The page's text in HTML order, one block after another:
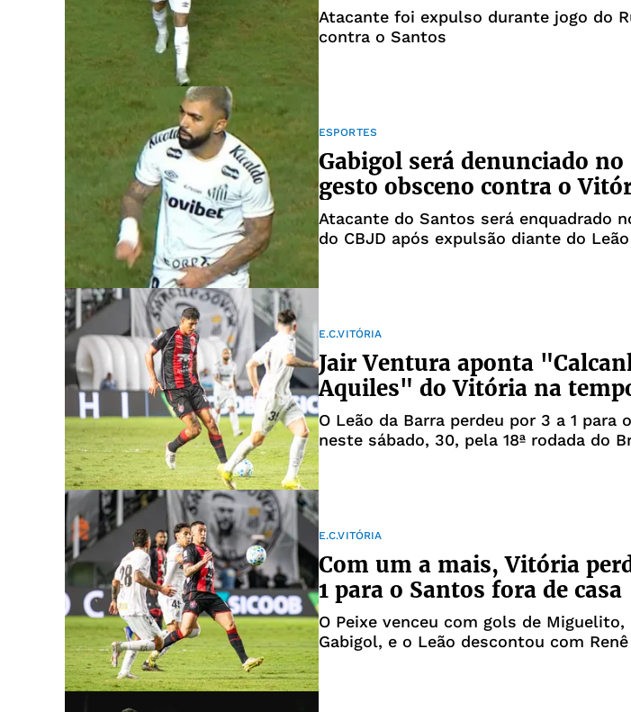
Atacante foi expulso durante jogo do
contra o Santos
ESPORTES
Gabigol será denunciado no
gesto obsceno contra o
Atacante do Santos será enquadrado
do CBJD após expulsão diante do Leão
E.C.VITÓRIA
Jair Ventura aponta
Aquiles" do Vitória na
O Leão da Barra perdeu por 3 a 1 para
neste sábado, 30, pela 18ª rodada do
E.C.VITÓRIA
Com um a mais, Vitória
1 para o Santos fora de casa
O Peixe venceu com gols de Miguelito,
Gabigol, e o Leão descontou com Renê